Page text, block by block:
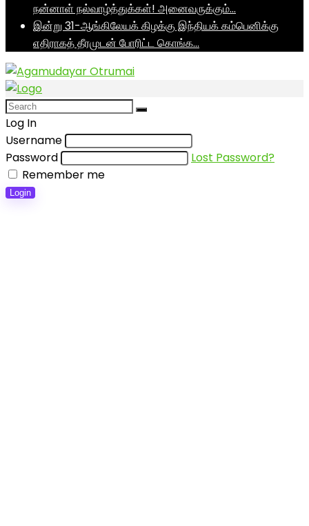
நன்னாள் நல்வாழ்த்துக்கள்! அனைவருக்கும்…
இன்று 31-ஆங்கிலேயக் கிழக்கு இந்தியக் கம்பெனிக்கு
எதிராகத் தீரமுடன் போரிட்ட கொங்க…
Log In
Username
Password
Lost Password?
Remember me
Login